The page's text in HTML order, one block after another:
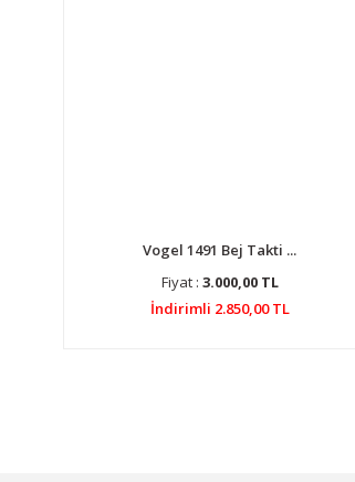
Vogel 1491 Bej Takti ...
Fiyat : 3.000,00 TL
İndirimli 2.850,00 TL